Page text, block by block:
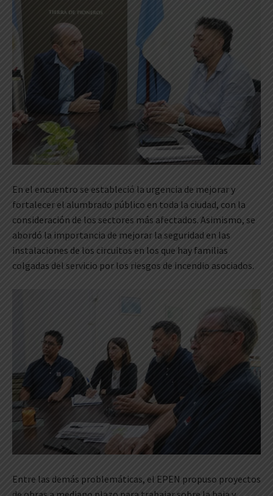
En el encuentro se estableció la urgencia de mejorar y
fortalecer el alumbrado público en toda la ciudad, con la
consideración de los sectores más afectados. Asimismo, se
abordó la importancia de mejorar la seguridad en las
instalaciones de los circuitos en los que hay familias
colgadas del servicio por los riesgos de incendio asociados.
Entre las demás problemáticas, el EPEN propuso proyectos